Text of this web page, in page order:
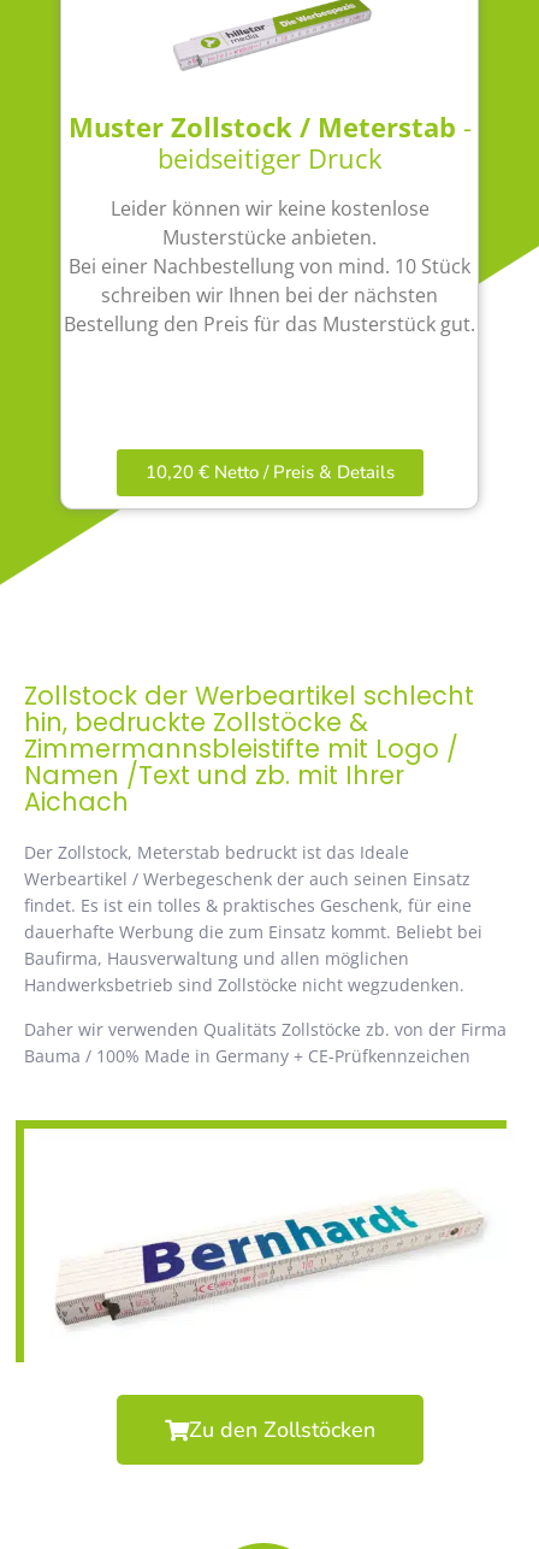
Muster Zollstock / Meterstab -
beidseitiger Druck
Leider können wir keine kostenlose
Musterstücke anbieten.
Bei einer Nachbestellung von mind. 10 Stück
schreiben wir Ihnen bei der nächsten
Bestellung den Preis für das Musterstück gut.
10,20 € Netto / Preis & Details
Zollstock der Werbeartikel schlecht
hin, bedruckte Zollstöcke &
Zimmermannsbleistifte mit Logo /
Namen /Text und zb. mit Ihrer
Aichach
Der Zollstock, Meterstab bedruckt ist das Ideale
Werbeartikel / Werbegeschenk der auch seinen Einsatz
findet. Es ist ein tolles & praktisches Geschenk, für eine
dauerhafte Werbung die zum Einsatz kommt. Beliebt bei
Baufirma, Hausverwaltung und allen möglichen
Handwerksbetrieb sind Zollstöcke nicht wegzudenken.
Daher wir verwenden Qualitäts Zollstöcke zb. von der Firma
Bauma / 100% Made in Germany + CE-Prüfkennzeichen
Zu den Zollstöcken